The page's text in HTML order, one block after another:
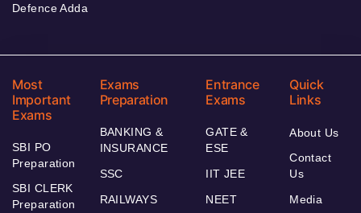
Defence Adda
Most
Important
Exams
SBI PO
Preparation
SBI CLERK
Preparation
Exams
Preparation
BANKING &
INSURANCE
SSC
RAILWAYS
Entrance
Exams
GATE &
ESE
IIT JEE
NEET
Quick
Links
About Us
Contact
Us
Media